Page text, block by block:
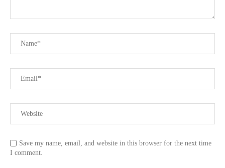
Save my name, email, and website in this browser for the next time
I comment.